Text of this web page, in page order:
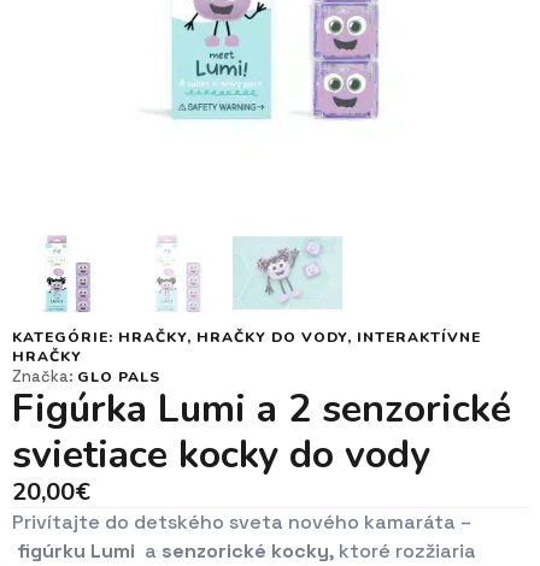
KATEGÓRIE: HRAČKY, HRAČKY DO VODY, INTERAKTÍVNE
HRAČKY
Značka: GLO PALS
Figúrka Lumi a 2 senzorické
svietiace kocky do vody
20,00€
Privítajte do detského sveta nového kamaráta –
figúrku Lumi a senzorické kocky, ktoré rozžiaria